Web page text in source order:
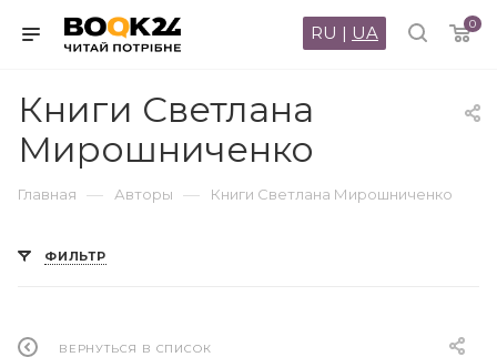
0
RU | UA
Книги Светлана
Мирошниченко
Главная — Авторы — Книги Светлана Мирошниченко
ФИЛЬТР
ВЕРНУТЬСЯ В СПИСОК